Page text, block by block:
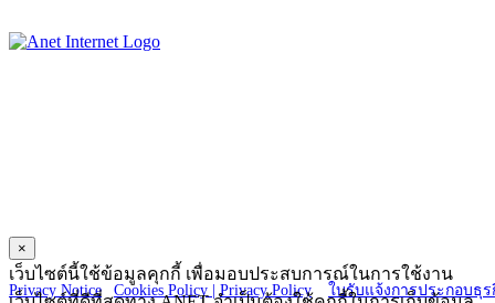
Copyright © 2025 ANET CO., LTD. All Right reserved.
Privacy Notice
Cookies Policy | Privacy Policy| ใบรับแจ้งการประกอบธุ
×
เว็บไซต์นี้ใช้ข้อมูลคุกกี้ เพื่อมอบประสบการณ์ในการใช้งาน